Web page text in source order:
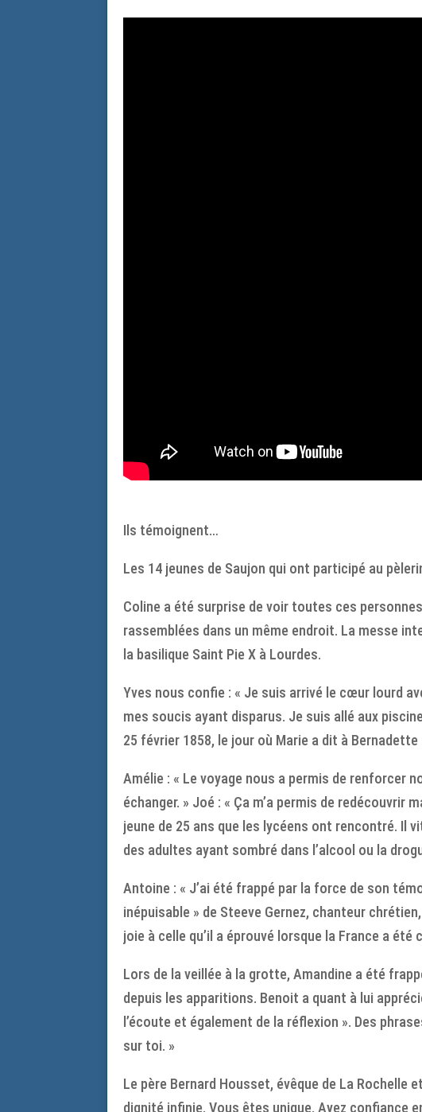
Ils témoignent…
Les 14 jeunes de Saujon qui ont participé au
Coline a été surprise de voir toutes ces
rassemblées dans un même endroit. La messe
la basilique Saint Pie X à Lourdes.
Yves nous confie : « Je suis arrivé le cœur lourd
mes soucis ayant disparus. Je suis allé aux
25 février 1858, le jour où Marie a dit à
Amélie : « Le voyage nous a permis de renforcer
échanger. » Joé : « Ça m’a permis de
jeune de 25 ans que les lycéens ont rencontré. Il
des adultes ayant sombré dans l’alcool ou la
Antoine : « J’ai été frappé par la force de son
inépuisable » de Steeve Gernez, chanteur
joie à celle qu’il a éprouvé lorsque la France a été
Lors de la veillée à la grotte, Amandine a été
depuis les apparitions. Benoit a quant à lui
l’écoute et également de la réflexion ». Des
sur toi. »
Le père Bernard Housset, évêque de La Rochelle
dignité infinie. Vous êtes unique. Ayez confiance